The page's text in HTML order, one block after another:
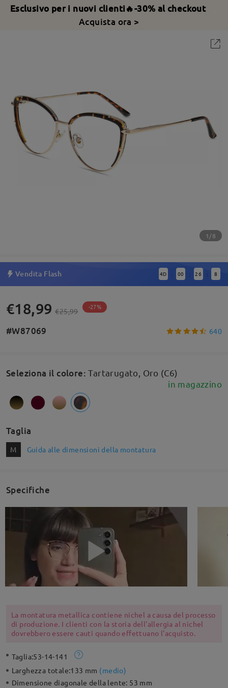
Esclusivo per i nuovi clienti🔥-30% al checkout
Acquista ora >
1/8
Vendita Flash 4D : 00 : 26 : 8
€18,99 €25,99 -27%
#W87069 640
Seleziona il colore:Tartarugato, Oro (C6)
in magazzino
Taglia
M Guida alle dimensioni della montatura
Specifiche
La montatura metallica contiene nichel a causa del processo
di produzione. I clienti con la storia dell'allergia al nichel
dovrebbero essere cauti quando effettuano l'acquisto.
Taglia:53-14-141
Larghezza totale:133 mm (medio)
Dimensione diagonale della lente: 53 mm